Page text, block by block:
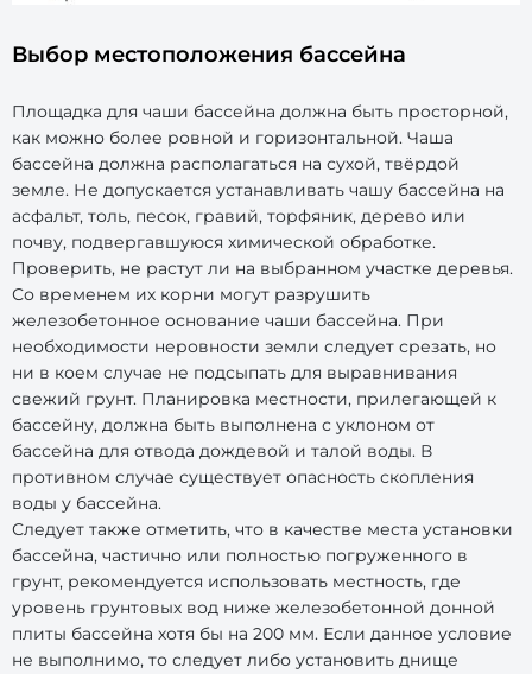
Выбор местоположения бассейна
Площадка для чаши бассейна должна быть просторной,
как можно более ровной и горизонтальной. Чаша
бассейна должна располагаться на сухой, твёрдой
земле. Не допускается устанавливать чашу бассейна на
асфальт, толь, песок, гравий, торфяник, дерево или
почву, подвергавшуюся химической обработке.
Проверить, не растут ли на выбранном участке деревья.
Со временем их корни могут разрушить
железобетонное основание чаши бассейна. При
необходимости неровности земли следует срезать, но
ни в коем случае не подсыпать для выравнивания
свежий грунт. Планировка местности, прилегающей к
бассейну, должна быть выполнена с уклоном от
бассейна для отвода дождевой и талой воды. В
противном случае существует опасность скопления
воды у бассейна.
Следует также отметить, что в качестве места установки
бассейна, частично или полностью погруженного в
грунт, рекомендуется использовать местность, где
уровень грунтовых вод ниже железобетонной донной
плиты бассейна хотя бы на 200 мм. Если данное условие
не выполнимо, то следует либо установить днище